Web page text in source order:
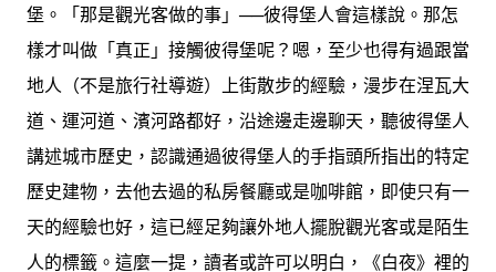
堡。「那是觀光客做的事」──彼得堡人會這樣說。那怎
樣才叫做「真正」接觸彼得堡呢？嗯，至少也得有過跟當
地人（不是旅行社導遊）上街散步的經驗，漫步在涅瓦大
道、運河道、濱河路都好，沿途邊走邊聊天，聽彼得堡人
講述城市歷史，認識通過彼得堡人的手指頭所指出的特定
歷史建物，去他去過的私房餐廳或是咖啡館，即使只有一
天的經驗也好，這已經足夠讓外地人擺脫觀光客或是陌生
人的標籤。這麼一提，讀者或許可以明白，《白夜》裡的